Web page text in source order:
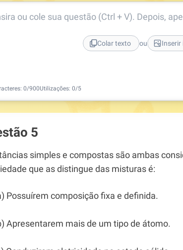
0/900Utilizações: 0/5
ou cole sua questão (Ctrl + V). Depois,
Colar texto ou Inserir
5
simples e compostas são ambas
que as distingue das misturas é:
Possuírem composição fixa e definida.
Apresentarem mais de um tipo de átomo.